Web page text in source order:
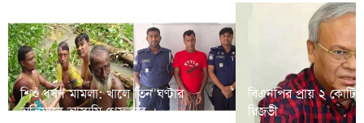
শিশু ধর্ষণ মামলা: খালে তিন ঘণ্টার
অভিযানে আসামি গ্রেফতার
বিএনপির প্রায় ২ কোটি
রিজভী